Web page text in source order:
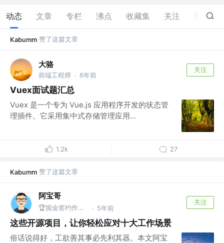
动态 文章 专栏 沸点 收藏集 关注 44
Kabumm 赞了这篇文章
大骆
前端工程师 · 6年前
关注
Vuex面试题汇总
Vuex 是一个专为 Vue.js 应用程序开发的状态管
理插件。它采用集中式存储管理应用...
1.2k 27
Kabumm 赞了这篇文章
阿宝哥
🏆掘金签约作者 | 公众号@全栈修仙之路 · 5年前
关注
这些开源项目，让你轻松应对十大工作场景
俗话说得好，工欲善其事必先利其器。本文阿宝